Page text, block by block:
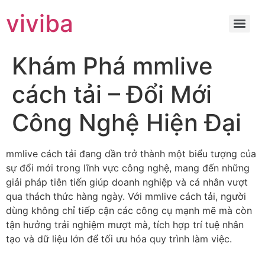
viviba
Khám Phá mmlive
cách tải – Đổi Mới
Công Nghệ Hiện Đại
mmlive cách tải đang dần trở thành một biểu tượng của
sự đổi mới trong lĩnh vực công nghệ, mang đến những
giải pháp tiên tiến giúp doanh nghiệp và cá nhân vượt
qua thách thức hàng ngày. Với mmlive cách tải, người
dùng không chỉ tiếp cận các công cụ mạnh mẽ mà còn
tận hưởng trải nghiệm mượt mà, tích hợp trí tuệ nhân
tạo và dữ liệu lớn để tối ưu hóa quy trình làm việc.